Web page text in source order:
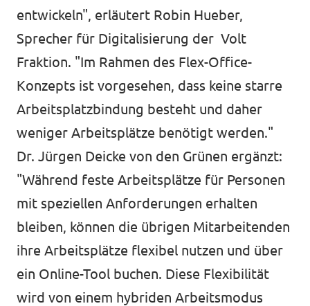
entwickeln", erläutert Robin Hueber,
Sprecher für Digitalisierung der Volt
Fraktion. "Im Rahmen des Flex-Office-
Konzepts ist vorgesehen, dass keine starre
Arbeitsplatzbindung besteht und daher
weniger Arbeitsplätze benötigt werden."
Dr. Jürgen Deicke von den Grünen ergänzt:
"Während feste Arbeitsplätze für Personen
mit speziellen Anforderungen erhalten
bleiben, können die übrigen Mitarbeitenden
ihre Arbeitsplätze flexibel nutzen und über
ein Online-Tool buchen. Diese Flexibilität
wird von einem hybriden Arbeitsmodus